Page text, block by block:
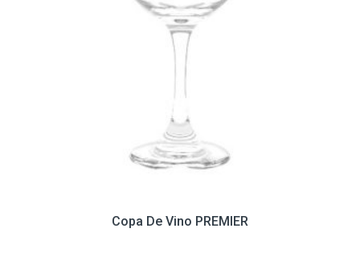
Copa De Vino PREMIER